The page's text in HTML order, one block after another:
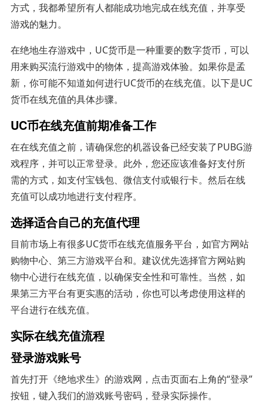
方式，我都希望所有人都能成功地完成在线充值，并享受
游戏的魅力。
在绝地生存游戏中，UC货币是一种重要的数字货币，可以
用来购买流行游戏中的物体，提高游戏体验。如果你是孟
新，你可能不知道如何进行UC货币的在线充值。以下是UC
货币在线充值的具体步骤。
UC币在线充值前期准备工作
在在线充值之前，请确保您的机器设备已经安装了PUBG游
戏程序，并可以正常登录。此外，您还应该准备好支付所
需的方式，如支付宝钱包、微信支付或银行卡。然后在线
充值可以成功地进行支付程序。
选择适合自己的充值代理
目前市场上有很多UC货币在线充值服务平台，如官方网站
购物中心、第三方游戏平台和。建议优先选择官方网站购
物中心进行在线充值，以确保安全性和可靠性。当然，如
果第三方平台有更实惠的活动，你也可以考虑使用这样的
平台进行在线充值。
实际在线充值流程
登录游戏账号
首先打开《绝地求生》的游戏网，点击页面右上角的“登录”
按钮，键入我们的游戏账号密码，登录实际操作。